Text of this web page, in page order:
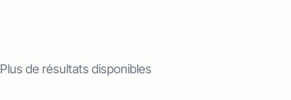
Plus de résultats disponibles